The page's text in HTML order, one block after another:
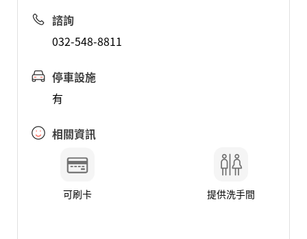
諮詢
032-548-8811
停車設施
有
相關資訊
可刷卡 提供洗手間